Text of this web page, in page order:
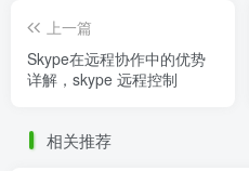
上一篇
Skype在远程协作中的优势
详解，skype 远程控制
相关推荐